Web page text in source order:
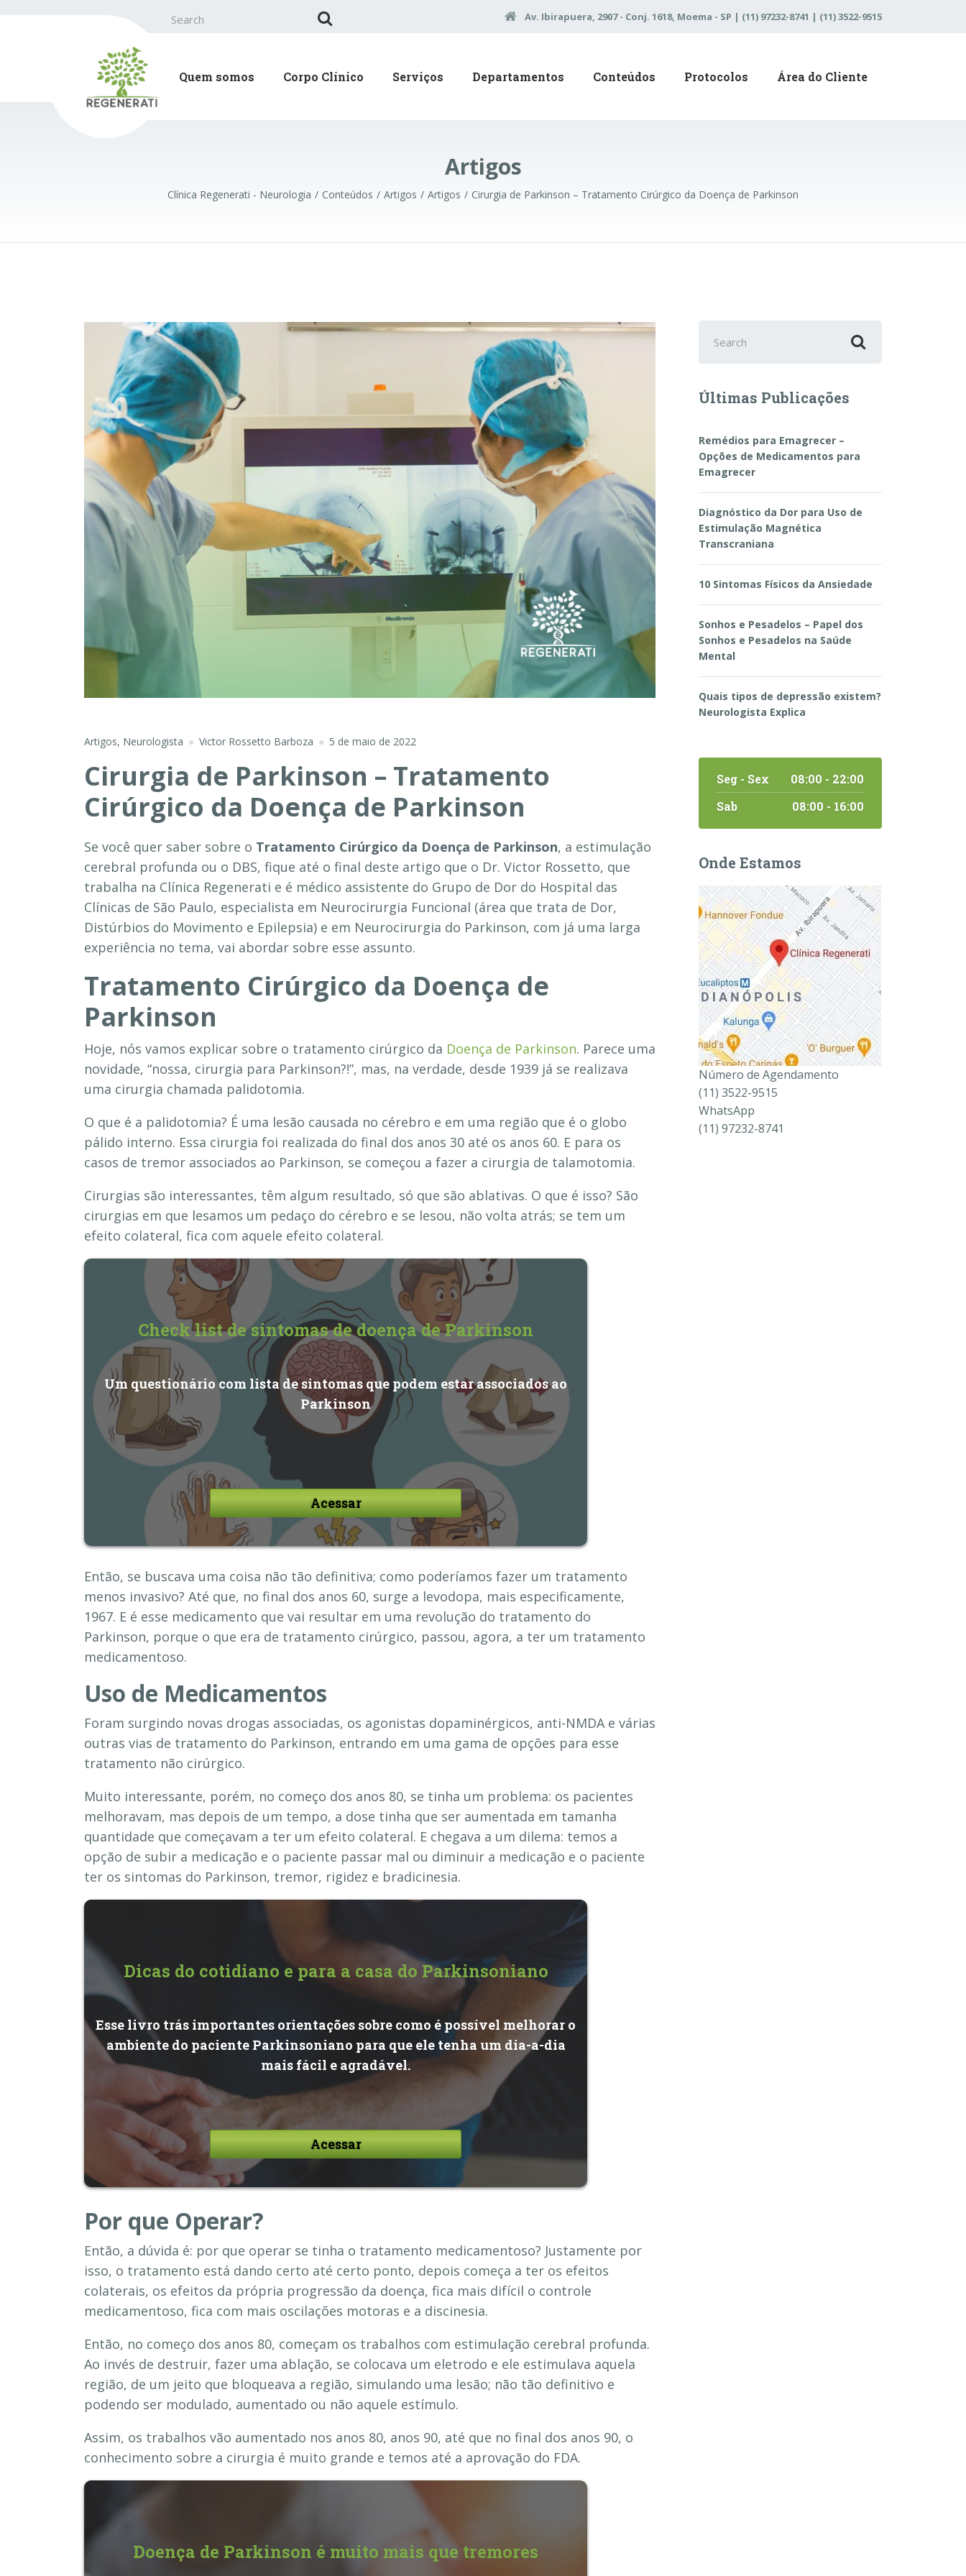
Av. Ibirapuera, 2907 - Conj. 1618, Moema - SP | (11) 97232-8741 | (11) 3522-9515
Quem somos Corpo Clínico Serviços Departamentos Conteúdos Protocolos Área do Cliente
Artigos
Clínica Regenerati - Neurologia Conteúdos Artigos Artigos Cirurgia de Parkinson – Tratamento Cirúrgico da Doença de Parkinson
Artigos, Neurologista Victor Rossetto Barboza 5 de maio de 2022
Cirurgia de Parkinson – Tratamento
Cirúrgico da Doença de Parkinson
Se você quer saber sobre o Tratamento Cirúrgico da Doença de Parkinson, a estimulação
cerebral profunda ou o DBS, fique até o final deste artigo que o Dr. Victor Rossetto, que
trabalha na Clínica Regenerati e é médico assistente do Grupo de Dor do Hospital das
Clínicas de São Paulo, especialista em Neurocirurgia Funcional (área que trata de Dor,
Distúrbios do Movimento e Epilepsia) e em Neurocirurgia do Parkinson, com já uma larga
experiência no tema, vai abordar sobre esse assunto.
Tratamento Cirúrgico da Doença de
Parkinson
Hoje, nós vamos explicar sobre o tratamento cirúrgico da Doença de Parkinson. Parece uma
novidade, “nossa, cirurgia para Parkinson?!”, mas, na verdade, desde 1939 já se realizava
uma cirurgia chamada palidotomia.
O que é a palidotomia? É uma lesão causada no cérebro e em uma região que é o globo
pálido interno. Essa cirurgia foi realizada do final dos anos 30 até os anos 60. E para os
casos de tremor associados ao Parkinson, se começou a fazer a cirurgia de talamotomia.
Cirurgias são interessantes, têm algum resultado, só que são ablativas. O que é isso? São
cirurgias em que lesamos um pedaço do cérebro e se lesou, não volta atrás; se tem um
efeito colateral, fica com aquele efeito colateral.
Check list de sintomas de doença de Parkinson
Um questionário com lista de sintomas que podem estar associados ao
Parkinson
Acessar
Então, se buscava uma coisa não tão definitiva; como poderíamos fazer um tratamento
menos invasivo? Até que, no final dos anos 60, surge a levodopa, mais especificamente,
1967. E é esse medicamento que vai resultar em uma revolução do tratamento do
Parkinson, porque o que era de tratamento cirúrgico, passou, agora, a ter um tratamento
medicamentoso.
Uso de Medicamentos
Foram surgindo novas drogas associadas, os agonistas dopaminérgicos, anti-NMDA e várias
outras vias de tratamento do Parkinson, entrando em uma gama de opções para esse
tratamento não cirúrgico.
Muito interessante, porém, no começo dos anos 80, se tinha um problema: os pacientes
melhoravam, mas depois de um tempo, a dose tinha que ser aumentada em tamanha
quantidade que começavam a ter um efeito colateral. E chegava a um dilema: temos a
opção de subir a medicação e o paciente passar mal ou diminuir a medicação e o paciente
ter os sintomas do Parkinson, tremor, rigidez e bradicinesia.
Dicas do cotidiano e para a casa do Parkinsoniano
Esse livro trás importantes orientações sobre como é possível melhorar o
ambiente do paciente Parkinsoniano para que ele tenha um dia-a-dia
mais fácil e agradável.
Acessar
Por que Operar?
Então, a dúvida é: por que operar se tinha o tratamento medicamentoso? Justamente por
isso, o tratamento está dando certo até certo ponto, depois começa a ter os efeitos
colaterais, os efeitos da própria progressão da doença, fica mais difícil o controle
medicamentoso, fica com mais oscilações motoras e a discinesia.
Então, no começo dos anos 80, começam os trabalhos com estimulação cerebral profunda.
Ao invés de destruir, fazer uma ablação, se colocava um eletrodo e ele estimulava aquela
região, de um jeito que bloqueava a região, simulando uma lesão; não tão definitivo e
podendo ser modulado, aumentado ou não aquele estímulo.
Assim, os trabalhos vão aumentado nos anos 80, anos 90, até que no final dos anos 90, o
conhecimento sobre a cirurgia é muito grande e temos até a aprovação do FDA.
Doença de Parkinson é muito mais que tremores
for:
Últimas Publicações
Remédios para Emagrecer –
Opções de Medicamentos para
Emagrecer
Diagnóstico da Dor para Uso de
Estimulação Magnética
Transcraniana
10 Sintomas Físicos da Ansiedade
Sonhos e Pesadelos – Papel dos
Sonhos e Pesadelos na Saúde
Mental
Quais tipos de depressão existem?
Neurologista Explica
Seg - Sex
08:00 - 22:00
Sab
08:00 - 16:00
Onde Estamos
Número de Agendamento
(11) 3522-9515
WhatsApp
(11) 97232-8741